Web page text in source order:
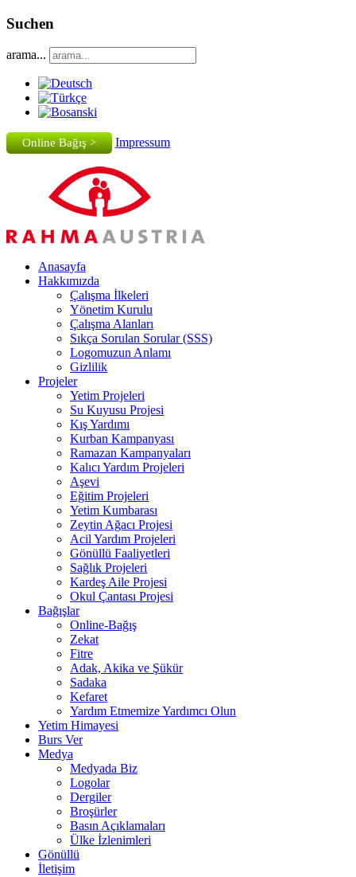
Suchen
arama...
Online Bağış > Impressum
Anasayfa
Hakkımızda
Çalışma İlkeleri
Yönetim Kurulu
Çalışma Alanları
Sıkça Sorulan Sorular (SSS)
Logomuzun Anlamı
Gizlilik
Projeler
Yetim Projeleri
Su Kuyusu Projesi
Kış Yardımı
Kurban Kampanyası
Ramazan Kampanyaları
Kalıcı Yardım Projeleri
Aşevi
Eğitim Projeleri
Yetim Kumbarası
Zeytin Ağacı Projesi
Acil Yardım Projeleri
Gönüllü Faaliyetleri
Sağlık Projeleri
Kardeş Aile Projesi
Okul Çantası Projesi
Bağışlar
Online-Bağış
Zekat
Fitre
Adak, Akika ve Şükür
Sadaka
Kefaret
Yardım Etmemize Yardımcı Olun
Yetim Himayesi
Burs Ver
Medya
Medyada Biz
Logolar
Dergiler
Broşürler
Basın Açıklamaları
Ülke İzlenimleri
Gönüllü
İletişim